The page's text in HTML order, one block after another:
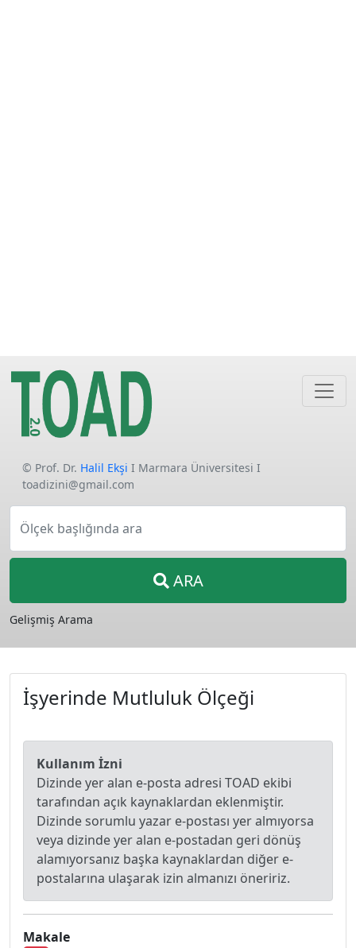
© Prof. Dr. Halil Ekşi I Marmara Üniversitesi I
toadizini@gmail.com
Ölçek başlığında ara
ARA
Gelişmiş Arama
İşyerinde Mutluluk Ölçeği
Kullanım İzni
Dizinde yer alan e-posta adresi TOAD ekibi
tarafından açık kaynaklardan eklenmiştir.
Dizinde sorumlu yazar e-postası yer almıyorsa
veya dizinde yer alan e-postadan geri dönüş
alamıyorsanız başka kaynaklardan diğer e-
postalarına ulaşarak izin almanızı öneririz.
Makale